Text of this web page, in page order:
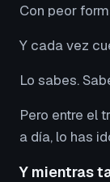
Con peor
Y cada vez
Lo sabes.
Pero entre el
a día, lo has
Y mientras